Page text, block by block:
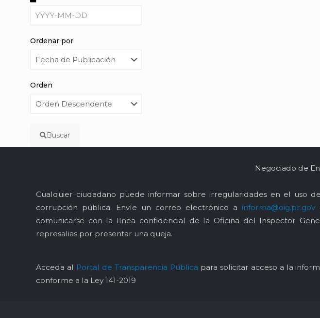
Ordenar por
Orden
Buscar
Negociado de
Cualquier ciudadano puede informar sobre irregularidades en el uso
corrupción pública. Envíe un correo electrónico a informa@oig.pr.gov
comunicarse con la línea confidencial de la Oficina del Inspector
represalias por presentar una queja.
Acceda al Portal de Transparencia Pública para solicitar acceso a la
conforme a la Ley 141-2019